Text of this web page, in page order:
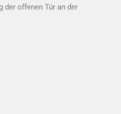
der offenen Tür an der